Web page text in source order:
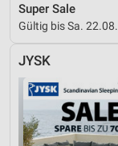
Super Sale
Gültig bis Sa. 22.08.
JYSK
Analyse von
Kombinationen
Entwicklung und
Verwendung
Inhalten